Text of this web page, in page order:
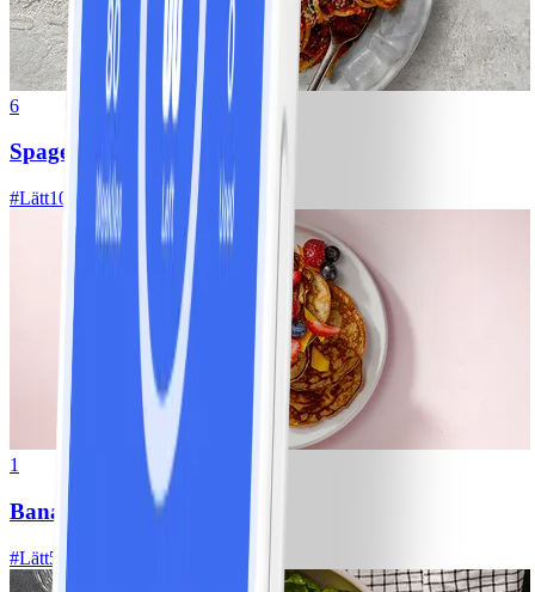
6
Spagetti med köttfärssås
#Lätt10 MIN
1
Bananpannkakor
#Lätt5 MIN